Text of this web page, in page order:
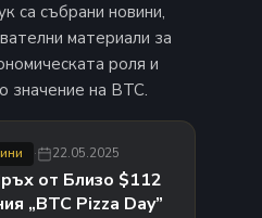
са събрани новини,
материали за
роля и
значение на BTC.
· 22.05.2025
от Близо $112
„BTC Pizza Day”